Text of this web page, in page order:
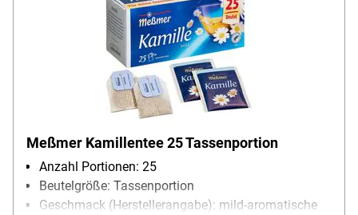
Meßmer Kamillentee 25 Tassenportion
Anzahl Portionen: 25
Beutelgröße: Tassenportion
Geschmack (Herstellerangabe): mild-aromatische